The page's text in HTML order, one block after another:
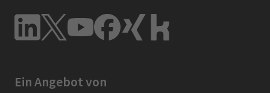
Ein Angebot von